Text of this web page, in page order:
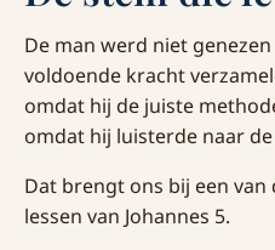
De man werd niet
voldoende kracht
omdat hij de juiste
omdat hij luisterde naar
Dat brengt ons bij een
lessen van Johannes 5.